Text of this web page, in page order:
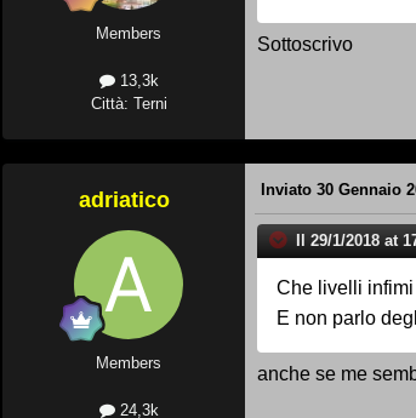
Members
13,3k
Città: Terni
Sottoscrivo
adriatico
Members
24,3k
Inviato 30 Gennaio
Il 29/1/2018 at
Che livelli
E non parlo
anche se me